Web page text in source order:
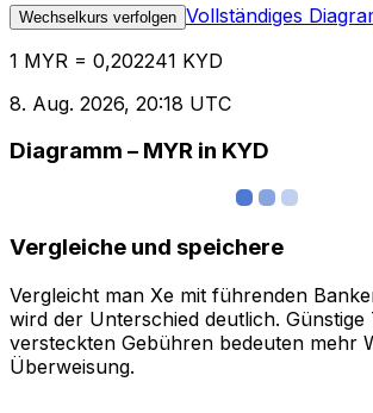
Wechselkurs verfolgen Vollständiges
1 MYR = 0,202241 KYD
8. Aug. 2026, 20:18 UTC
Diagramm – MYR in KYD
Vergleiche und speichere
Vergleicht man Xe mit führenden
wird der Unterschied deutlich. Günstige
versteckten Gebühren bedeuten mehr
Überweisung.